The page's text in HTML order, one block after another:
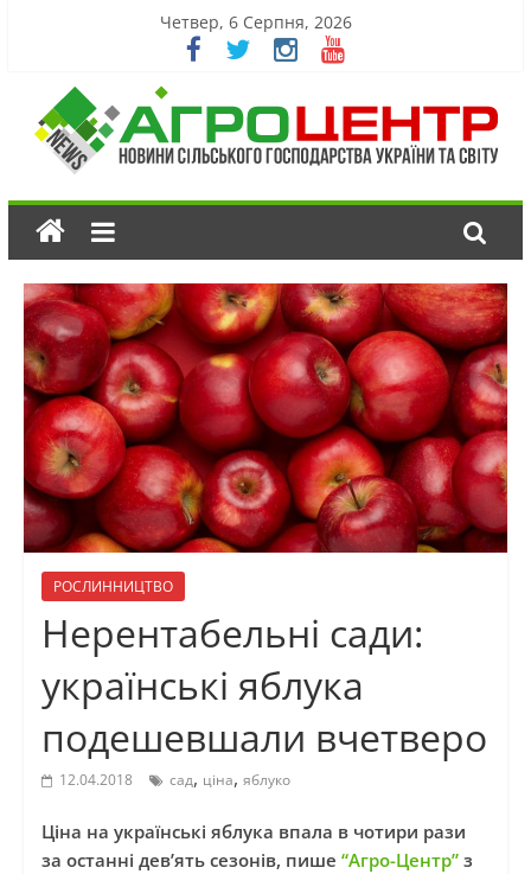
Четвер, 6 Серпня, 2026
РОСЛИННИЦТВО
Нерентабельні сади:
українські яблука
подешевшали вчетверо
12.04.2018 сад, ціна, яблуко
Ціна на українські яблука впала в чотири рази
за останні дев’ять сезонів, пише “Агро-Центр”з